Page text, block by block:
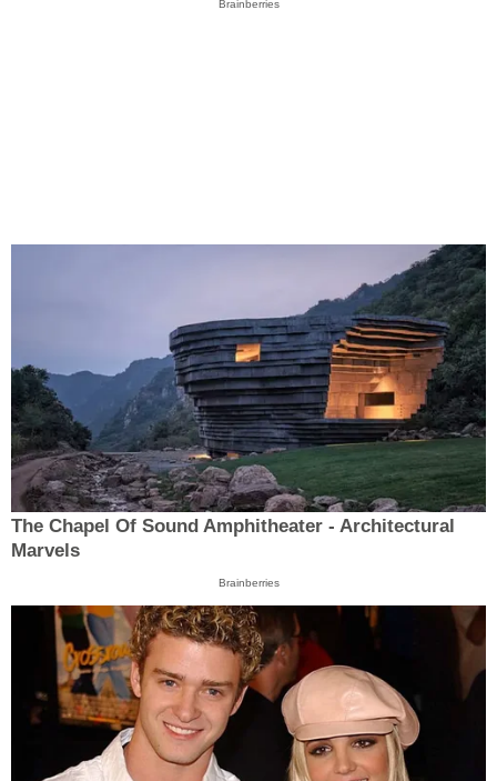
Brainberries
The Chapel Of Sound Amphitheater - Architectural
Marvels
Brainberries